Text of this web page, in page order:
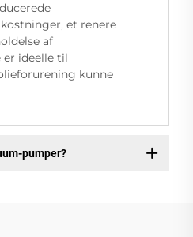
et renere
af
ideelle til
kunne
pumper?